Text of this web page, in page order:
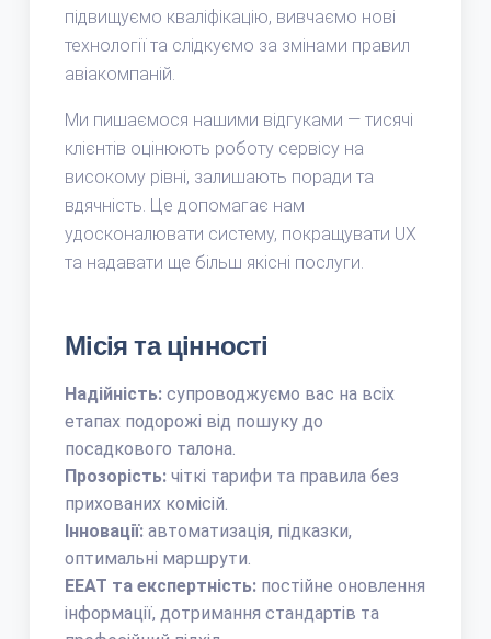
підвищуємо кваліфікацію, вивчаємо нові
технології та слідкуємо за змінами правил
авіакомпаній.
Ми пишаємося нашими відгуками — тисячі
клієнтів оцінюють роботу сервісу на
високому рівні, залишають поради та
вдячність. Це допомагає нам
удосконалювати систему, покращувати UX
та надавати ще більш якісні послуги.
Місія та цінності
Надійність: супроводжуємо вас на всіх
етапах подорожі від пошуку до
посадкового талона.
Прозорість: чіткі тарифи та правила без
прихованих комісій.
Інновації: автоматизація, підказки,
оптимальні маршрути.
EEAT та експертність: постійне оновлення
інформації, дотримання стандартів та